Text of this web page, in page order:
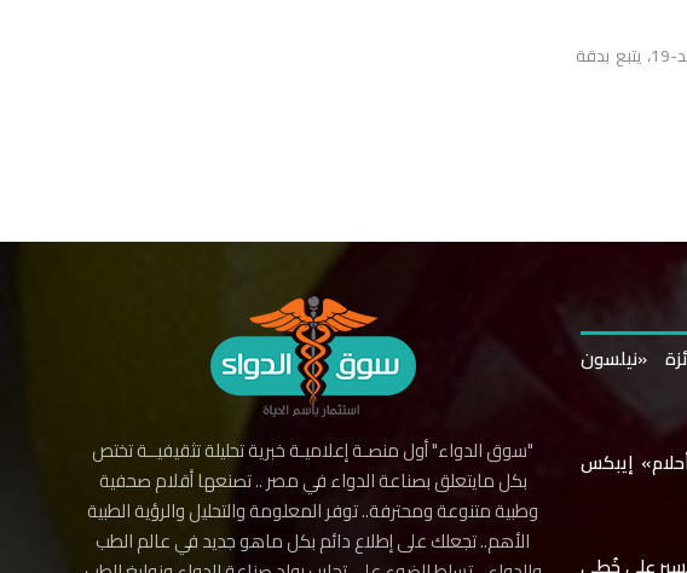
أظهر بحث مفصل أجراه علماء مستقلون أن لقاح أوكسفورد - أسترا زينيكا ضد كوفيد-19، يتبع بدقة
«نيلسون
إيبكس
على خُطى
"سوق الدواء" أول منصـة إعلاميـة خبرية تحليلة تثقيفيــة تختص
بكل مايتعلق بصناعة الدواء في مصر .. تصنعها أقلام صحفية
وطبية متنوعة ومحترفة.. توفر المعلومة والتحليل والرؤية الطبية
الأهم.. تجعلك على إطلاع دائم بكل ماهو جديد في عالم الطب